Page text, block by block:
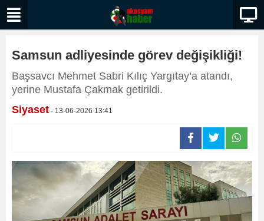
Samsun adliyesinde görev değişikliği!
Başsavcı Mehmet Sabri Kılıç Yargıtay’a atandı,
yerine Mustafa Çakmak getirildi.
Siyaset - 13-06-2026 13:41